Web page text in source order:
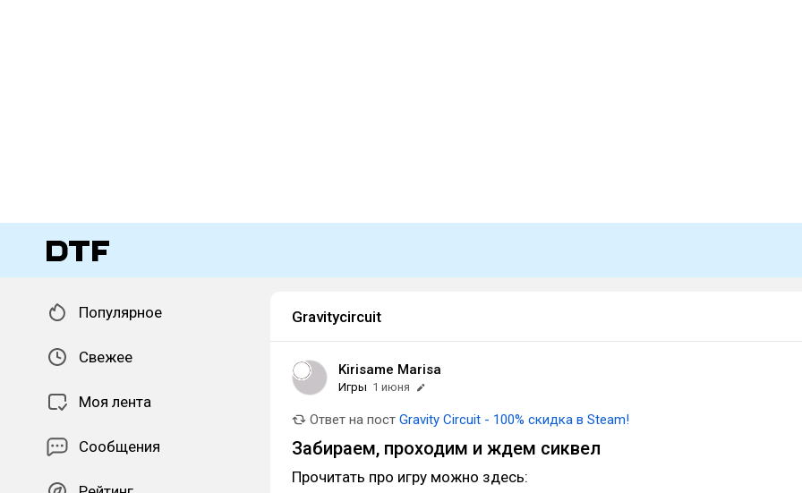
Популярное
Свежее
Моя лента
Сообщения
Gravitycircuit
Kirisame Marisa
Игры 1 июня
Ответ на пост Gravity Circuit - 100% скидка в Steam!
Забираем, проходим и ждем сиквел
Прочитать про игру можно здесь: